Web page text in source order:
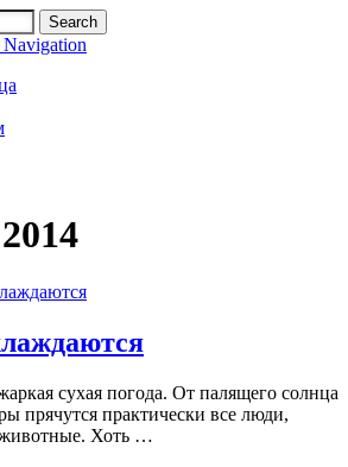
сухая погода. От палящего солнца
прячутся практически все люди,
животные. Хоть …